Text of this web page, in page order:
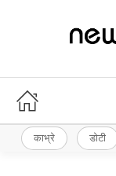
काभ्रे डोटी